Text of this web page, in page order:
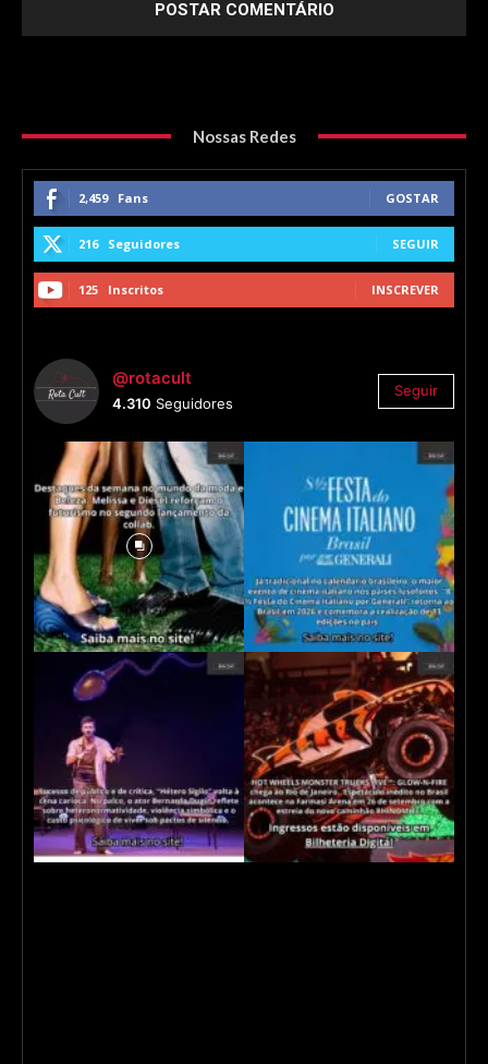
Nossas Redes
2,459 Fans GOSTAR
216 Seguidores SEGUIR
125 Inscritos INSCREVER
@rotacult
4.310 Seguidores
Seguir